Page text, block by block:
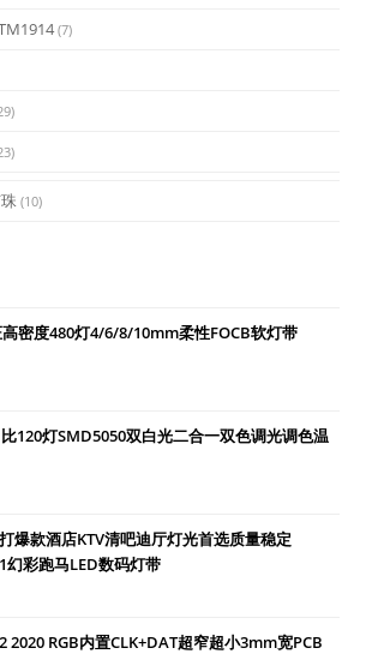
(7)
(10)
密度480灯4/6/8/10mm柔性FOCB软灯带
120灯SMD5050双白光二合一双色调光调色温
爆款酒店KTV清吧迪厅灯光首选质量稳定
幻彩跑马LED数码灯带
2020 RGB内置CLK+DAT超窄超小3mm宽PCB